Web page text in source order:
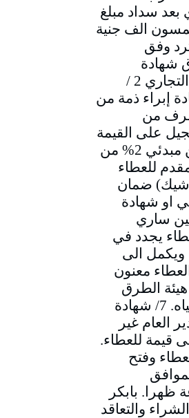
بعد سداد مبلغ
وخمسون الف جنية
وفق
1/ إرفاق شهادة
التسجيل من المسجل التجاري 2 /
3 /شهادة إبراء ذمة من
طرف من
تسجيل على القيمة
المضافة 6/ إرفاق تامين مبدئي 2% من
للعطاء
شيك) ضمان
او شهادة
ساري
يجدد في
ويكمل الى
معنون
الطرق
والجسور ومصارف المياه. 7/ شهادة
8/ المدير العام غير
قيمة للعطاء.
وفتح
السـ12ـاعة ظهرا. بابكر
والتعاقد